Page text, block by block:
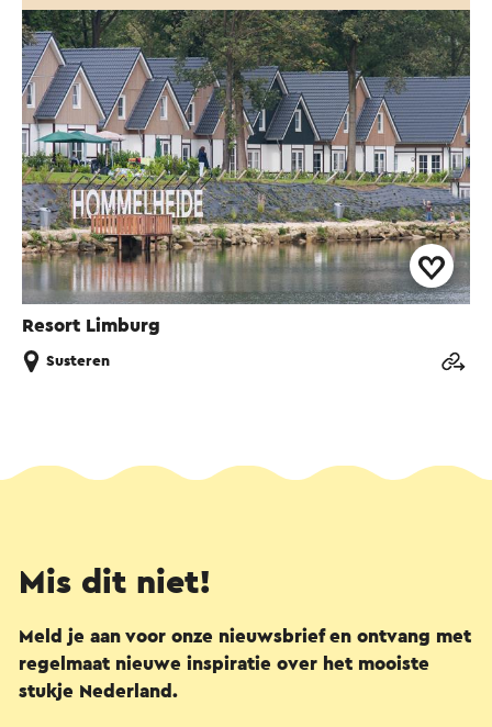
Resort Limburg
Susteren
Mis dit niet!
Meld je aan voor onze nieuwsbrief en ontvang met
regelmaat nieuwe inspiratie over het mooiste
stukje Nederland.